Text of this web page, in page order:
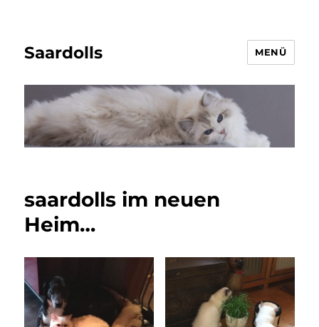
Saardolls MENÜ
saardolls im neuen
Heim…